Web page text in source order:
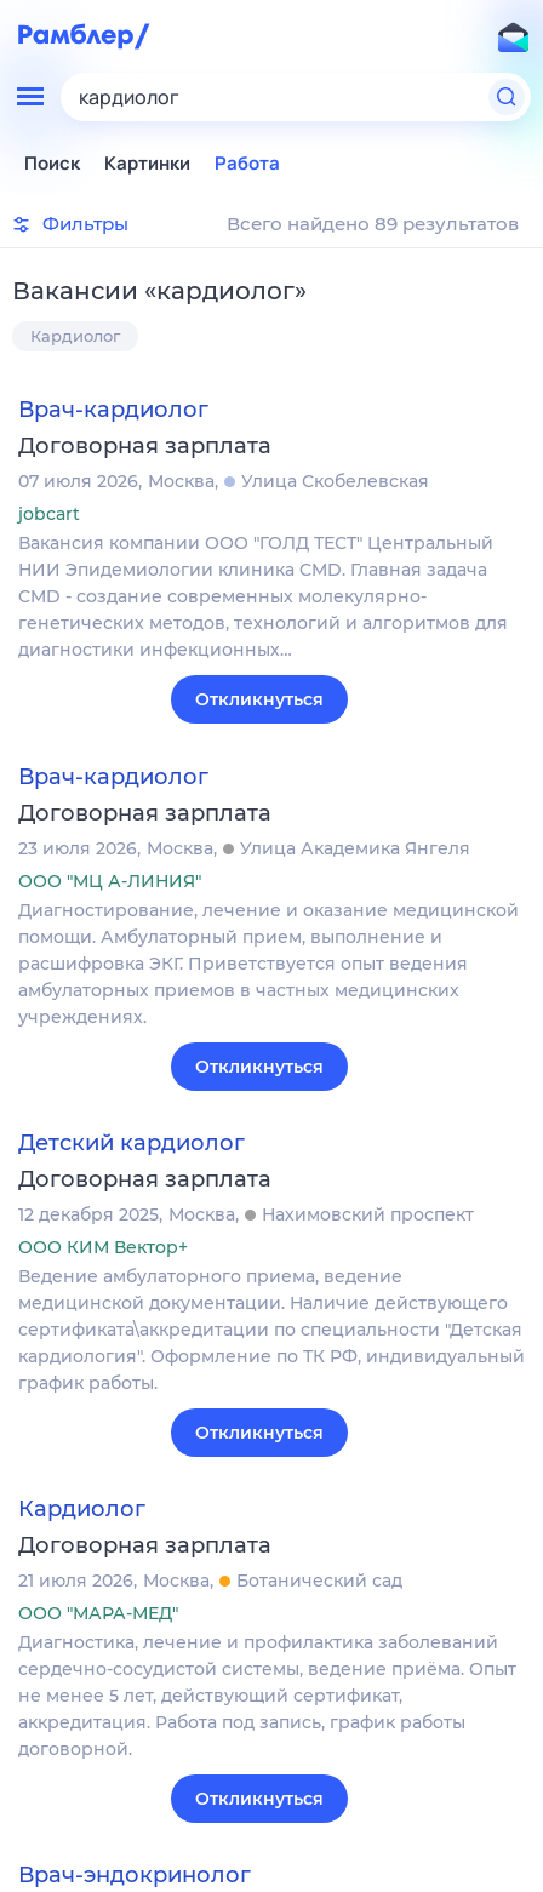
кардиолог
Поиск Картинки Работа
Фильтры Всего найдено 89 результатов
Вакансии «кардиолог»
Кардиолог
Врач-кардиолог
Договорная зарплата
07 июля 2026 Москва
Улица Скобелевская
jobcart
Вакансия компании ООО "ГОЛД ТЕСТ" Центральный
НИИ Эпидемиологии клиника CMD. Главная задача
CMD - создание современных молекулярно-
генетических методов, технологий и алгоритмов для
диагностики инфекционных…
Откликнуться
Врач-кардиолог
Договорная зарплата
23 июля 2026 Москва
Улица Академика Янгеля
ООО "МЦ А-ЛИНИЯ"
Диагностирование, лечение и оказание медицинской
помощи. Амбулаторный прием, выполнение и
расшифровка ЭКГ. Приветствуется опыт ведения
амбулаторных приемов в частных медицинских
учреждениях.
Откликнуться
Детский кардиолог
Договорная зарплата
12 декабря 2025 Москва
Нахимовский проспект
ООО КИМ Вектор+
Ведение амбулаторного приема, ведение
медицинской документации. Наличие действующего
сертификата\аккредитации по специальности "Детская
кардиология". Оформление по ТК РФ, индивидуальный
график работы.
Откликнуться
Кардиолог
Договорная зарплата
21 июля 2026 Москва
Ботанический сад
ООО "МАРА-МЕД"
Диагностика, лечение и профилактика заболеваний
сердечно-сосудистой системы, ведение приёма. Опыт
не менее 5 лет, действующий сертификат,
аккредитация. Работа под запись, график работы
договорной.
Откликнуться
Врач-эндокринолог